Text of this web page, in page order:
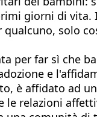
giorni di
solo
per far sì che
e
è affidato ad
relazioni